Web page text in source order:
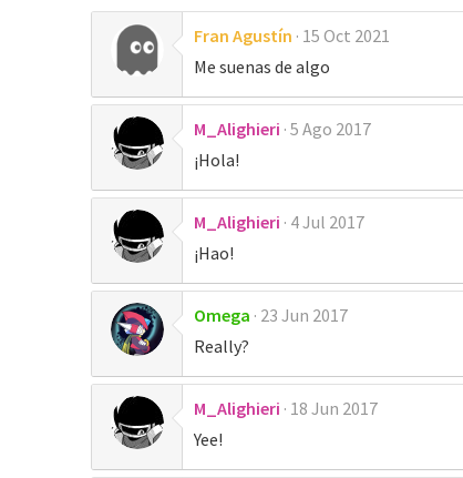
Fran Agustín 15 Oct 2021
Me suenas de algo
M_Alighieri 5 Ago 2017
¡Hola!
M_Alighieri 4 Jul 2017
¡Hao!
Omega 23 Jun 2017
Really?
M_Alighieri 18 Jun 2017
Yee!